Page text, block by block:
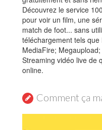
Découvrez le service
pour voir un film, une
match de foot... sans
téléchargement tels
MediaFire;
Streaming vidéo live de
online.
Comment ça